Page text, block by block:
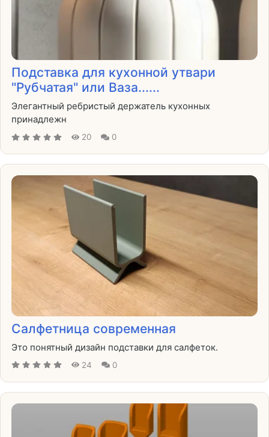
Подставка для кухонной утвари
"Рубчатая" или Ваза......
Элегантный ребристый держатель кухонных
принадлежн
20 0
Салфетница современная
Это понятный дизайн подставки для салфеток.
24 0